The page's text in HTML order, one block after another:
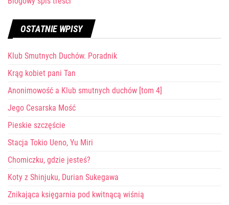
OSTATNIE WPISY
Klub Smutnych Duchów. Poradnik
Krąg kobiet pani Tan
Anonimowość a Klub smutnych duchów [tom 4]
Jego Cesarska Mość
Pieskie szczęście
Stacja Tokio Ueno, Yu Miri
Chomiczku, gdzie jesteś?
Koty z Shinjuku, Durian Sukegawa
Znikająca księgarnia pod kwitnącą wiśnią